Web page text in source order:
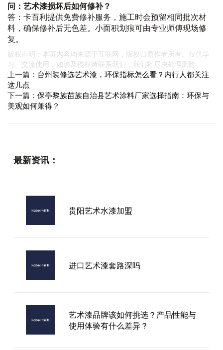
问：艺术漆损坏后如何修补？
答：卡百利提供免费修补服务，施工时会预留相同批次材
料，确保修补后无色差。小面积划痕可由专业师傅现场修
复。
版权声明：本页内容均来源于互联网，版权归原作者所有。仅供学
习、交流使用，如涉及侵权请联系我们，我们将尽快处理删除。
上一篇： 台州装修选艺术漆，环保指标怎么看？内行人都关注
这几点
下一篇： 保亭黎族苗族自治县艺术涂料厂家选择指南：环保与
美观如何兼得？
最新资讯：
贵阳艺术水漆加盟
进口艺术漆套路深吗
艺术漆品牌该如何挑选？产品性能与
使用体验有什么差异？